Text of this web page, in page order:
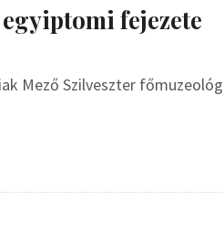
fejezete
Mező Szilveszter